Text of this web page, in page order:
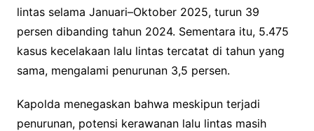
lintas selama Januari–Oktober 2025, turun 39
persen dibanding tahun 2024. Sementara itu, 5.475
kasus kecelakaan lalu lintas tercatat di tahun yang
sama, mengalami penurunan 3,5 persen.
Kapolda menegaskan bahwa meskipun terjadi
penurunan, potensi kerawanan lalu lintas masih